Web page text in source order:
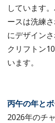
しています
ースは洗練
にデザインさ
クリフトン
います。
丙午の年と
2026年のチ